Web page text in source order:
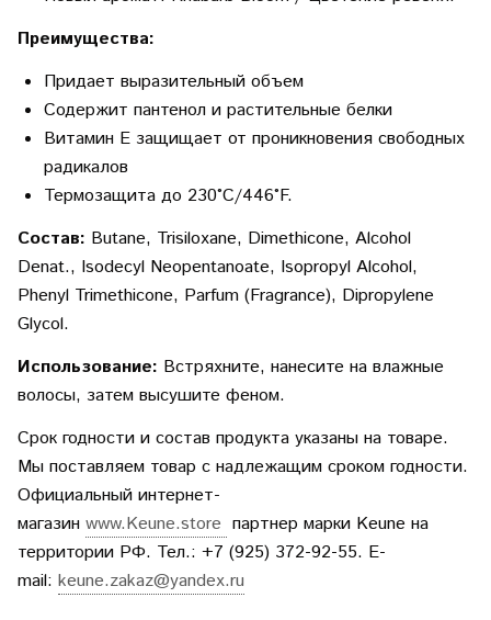
Преимущества:
Придает выразительный объем
Содержит пантенол и растительные белки
Витамин Е защищает от проникновения свободных
радикалов
Термозащита до 230°C/446°F.
Состав: Butane, Trisiloxane, Dimethicone, Alcohol
Denat., Isodecyl Neopentanoate, Isopropyl Alcohol,
Phenyl Trimethicone, Parfum (Fragrance), Dipropylene
Glycol.
Использование: Встряхните, нанесите на влажные
волосы, затем высушите феном.
Срок годности и состав продукта указаны на товаре.
Мы поставляем товар с надлежащим сроком годности.
Официальный интернет-
магазин www.Keune.store партнер марки Keune на
территории РФ. Тел.: +7 (925) 372-92-55. E-
mail: keune.zakaz@yandex.ru